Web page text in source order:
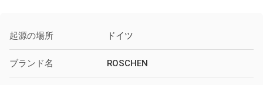
起源の場所 ドイツ
ブランド名 ROSCHEN